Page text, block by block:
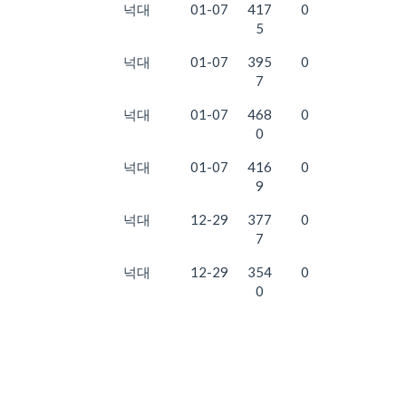
넉대 01-07
417
5
0
넉대 01-07
395
7
0
넉대 01-07
468
0
0
넉대 01-07
416
9
0
넉대 12-29
377
7
0
넉대 12-29
354
0
0